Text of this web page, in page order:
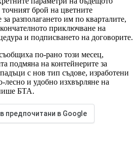
брой на цветните
разполагането им по кварталите,
приключване на
и подписването на договорите.
по-рано този месец,
подмяна на контейнерите за
с нов тип съдове, изработени
лесно и удобно изхвърляне на
БТА.
предпочитани в Google